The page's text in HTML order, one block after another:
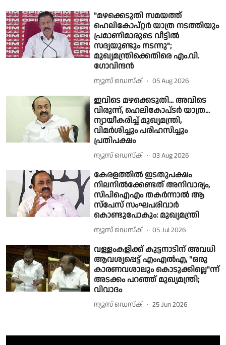
"മഴക്കെടുതി സമയത്ത്
ഹെലികോപ്റ്റർ യാത്ര നടത്തിയും
പ്രമാണിമാരുടെ വീട്ടിൽ
സദ്യയുണ്ടും നടന്നു";
മുഖ്യമന്ത്രിക്കെതിരെ എം.വി.
ഗോവിന്ദൻ
ന്യൂസ് ഡെസ്ക് 05 Aug 2026
ഇവിടെ മഴക്കെടുതി... അവിടെ
വിരുന്ന്, ഹെലികോപ്‍ടര്‍ യാത്ര...
ന്യായീകരിച്ച് മുഖ്യമന്ത്രി,
വിമര്‍ശിച്ചും പരിഹസിച്ചും
പ്രതിപക്ഷം
ന്യൂസ് ഡെസ്ക് 03 Aug 2026
കേരളത്തിൽ ഇടതുപക്ഷം
നിലനിൽക്കേണ്ടത് അനിവാര്യം,
സിപിഐഎം തകർന്നാൽ ആ
സ്പേസ് സംഘപരിവാർ
കൊണ്ടുപോകും: മുഖ്യമന്ത്രി
ന്യൂസ് ഡെസ്ക് 05 Jul 2026
വള്ളംകളിക്ക് കുട്ടനാടിന് അവധി
ആവശ്യപ്പെട്ട് എംഎൽഎ, "ഒരു
കാരണവശാലും കൊടുക്കില്ലെ"ന്ന്
അടക്കം പറഞ്ഞ് മുഖ്യമന്ത്രി;
വിവാദം
ന്യൂസ് ഡെസ്ക് 25 Jun 2026